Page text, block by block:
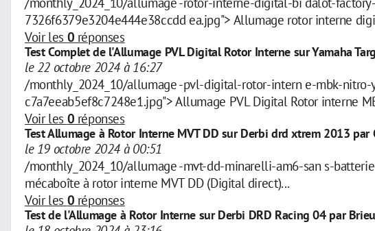
7326f6379e3204e444e38ccdd ea.jpg"> Allumage rotor interne
Voir les 0 réponses
Test Complet de l'Allumage PVL Digital Rotor Interne sur Yamaha
le 22 octobre 2024 à 16:27
/monthly_2024_10/allumage -pvl-digital-rotor-intern e-mbk-
c7a7eeab5ef8c7248e1.jpg"> Allumage PVL Digital Rotor interne
Voir les 0 réponses
Test Allumage à Rotor Interne MVT DD sur Derbi drd xtrem 2013 par
le 19 octobre 2024 à 00:51
/monthly_2024_10/allumage -mvt-dd-minarelli-am6-san s-
mécaboîte à rotor interne MVT DD (Digital direct)...
Voir les 0 réponses
Test de l'Allumage à Rotor Interne sur Derbi DRD Racing 04 par